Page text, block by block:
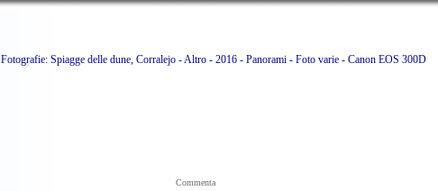
Fotografie: Spiagge delle dune, Corralejo - Altro - 2016 - Panorami - Foto varie - Canon EOS 300D
Commenta